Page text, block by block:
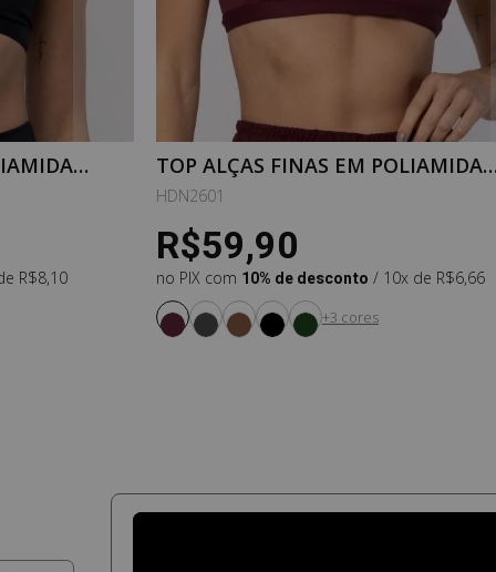
R$8,10
TOP ALÇAS FINAS EM POLIAMIDA
PURESENSE VINHO GARNET
HDN2601
R$59,90
no PIX com 10% de desconto / 10x de R$6,66
+3 cores